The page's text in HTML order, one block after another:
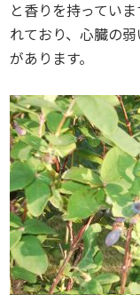
と香りを持ってい
れており、心臓の
があります。